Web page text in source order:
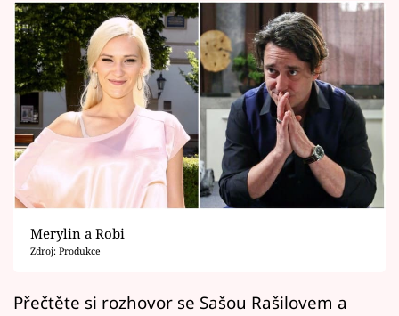
Celebrity
Vztahy
Seriály
Horoskopy
Sledujte prima+
Filmový festival Karlovy Vary
Merylin a Robi
Zdroj: Produkce
Přečtěte si rozhovor se Sašou Rašilovem a